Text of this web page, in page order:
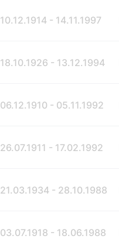
10.12.1914 - 14.11.1997
18.10.1926 - 13.12.1994
06.12.1910 - 05.11.1992
26.07.1911 - 17.02.1992
21.03.1934 - 28.10.1988
03.07.1918 - 18.06.1988